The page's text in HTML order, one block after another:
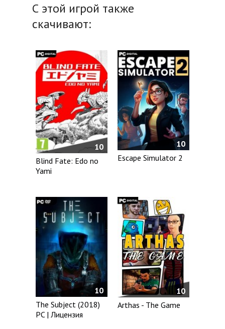
С этой игрой также
скачивают:
10
Blind Fate: Edo no
Yami
10
Escape Simulator 2
10
The Subject (2018)
PC | Лицензия
10
Arthas - The Game